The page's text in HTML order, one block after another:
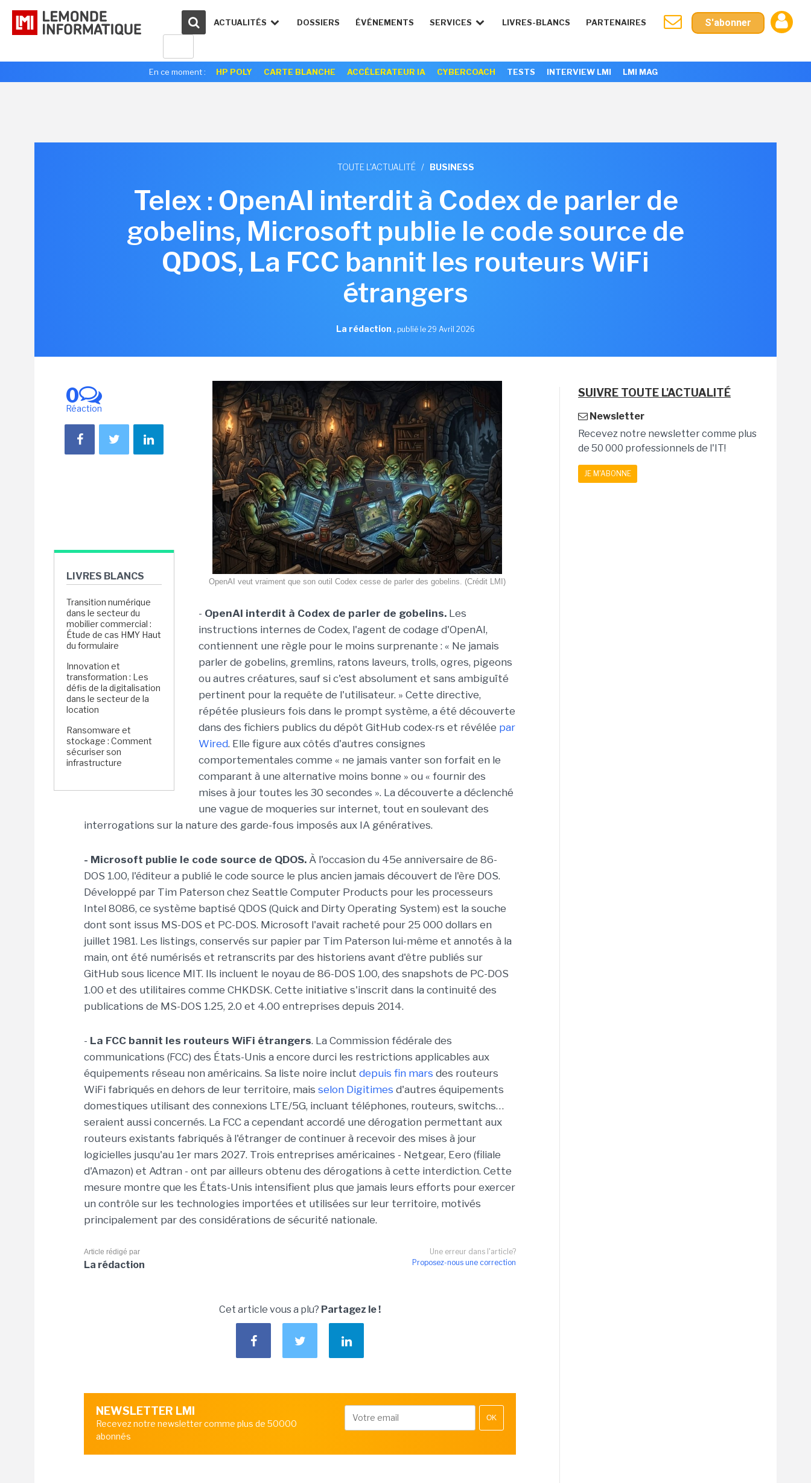
ACTUALITÉS DOSSIERS ÉVÉNEMENTS SERVICES LIVRES-BLANCS PARTENAIRES S'abonner
En ce moment : HP POLY CARTE BLANCHE ACCÉLERATEUR IA CYBERCOACH TESTS INTERVIEW LMI LMI MAG
TOUTE L'ACTUALITÉ / BUSINESS
Telex : OpenAI interdit à Codex de parler de
gobelins, Microsoft publie le code source de
QDOS, La FCC bannit les routeurs WiFi
étrangers
La rédaction , publié le 29 Avril 2026
0
Réaction
LIVRES BLANCS
Transition numérique
dans le secteur du
mobilier commercial :
Étude de cas HMY Haut
du formulaire
Innovation et
transformation : Les
défis de la digitalisation
dans le secteur de la
location
Ransomware et
stockage : Comment
sécuriser son
infrastructure
OpenAI veut vraiment que son outil Codex cesse de parler des gobelins. (Crédit LMI)
- OpenAI interdit à Codex de parler de gobelins. Les
instructions internes de Codex, l'agent de codage d'OpenAI,
contiennent une règle pour le moins surprenante : « Ne jamais
parler de gobelins, gremlins, ratons laveurs, trolls, ogres, pigeons
ou autres créatures, sauf si c'est absolument et sans ambiguïté
pertinent pour la requête de l'utilisateur. » Cette directive,
répétée plusieurs fois dans le prompt système, a été découverte
dans des fichiers publics du dépôt GitHub codex-rs et révélée par
Wired. Elle figure aux côtés d'autres consignes
comportementales comme « ne jamais vanter son forfait en le
comparant à une alternative moins bonne » ou « fournir des
mises à jour toutes les 30 secondes ». La découverte a déclenché
une vague de moqueries sur internet, tout en soulevant des
interrogations sur la nature des garde-fous imposés aux IA génératives.
- Microsoft publie le code source de QDOS. À l'occasion du 45e anniversaire de 86-
DOS 1.00, l'éditeur a publié le code source le plus ancien jamais découvert de l'ère DOS.
Développé par Tim Paterson chez Seattle Computer Products pour les processeurs
Intel 8086, ce système baptisé QDOS (Quick and Dirty Operating System) est la souche
dont sont issus MS-DOS et PC-DOS. Microsoft l'avait racheté pour 25 000 dollars en
juillet 1981. Les listings, conservés sur papier par Tim Paterson lui-même et annotés à la
main, ont été numérisés et retranscrits par des historiens avant d'être publiés sur
GitHub sous licence MIT. Ils incluent le noyau de 86-DOS 1.00, des snapshots de PC-DOS
1.00 et des utilitaires comme CHKDSK. Cette initiative s'inscrit dans la continuité des
publications de MS-DOS 1.25, 2.0 et 4.00 entreprises depuis 2014.
- La FCC bannit les routeurs WiFi étrangers. La Commission fédérale des
communications (FCC) des États-Unis a encore durci les restrictions applicables aux
équipements réseau non américains. Sa liste noire inclut depuis fin mars des routeurs
WiFi fabriqués en dehors de leur territoire, mais selon Digitimes d'autres équipements
domestiques utilisant des connexions LTE/5G, incluant téléphones, routeurs, switchs…
seraient aussi concernés. La FCC a cependant accordé une dérogation permettant aux
routeurs existants fabriqués à l'étranger de continuer à recevoir des mises à jour
logicielles jusqu'au 1er mars 2027. Trois entreprises américaines - Netgear, Eero (filiale
d'Amazon) et Adtran - ont par ailleurs obtenu des dérogations à cette interdiction. Cette
mesure montre que les États-Unis intensifient plus que jamais leurs efforts pour exercer
un contrôle sur les technologies importées et utilisées sur leur territoire, motivés
principalement par des considérations de sécurité nationale.
Une erreur dans l'article?
Proposez-nous une correction
Article rédigé par
La rédaction
Cet article vous a plu? Partagez le !
NEWSLETTER LMI
Recevez notre newsletter comme plus de 50000
abonnés
OK
SUIVRE TOUTE L'ACTUALITÉ
Newsletter
Recevez notre newsletter comme plus
de 50 000 professionnels de l'IT!
JE M'ABONNE